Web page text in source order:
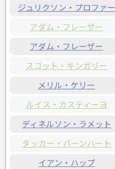
ジュリクソン・プロファー
アダム・フレーザー
アダム・フレーザー
スコット・キンガリー
メリル・ケリー
ルイス・カスティーヨ
ディネルソン・ラメット
タッカー・バーンハート
イアン・ハップ